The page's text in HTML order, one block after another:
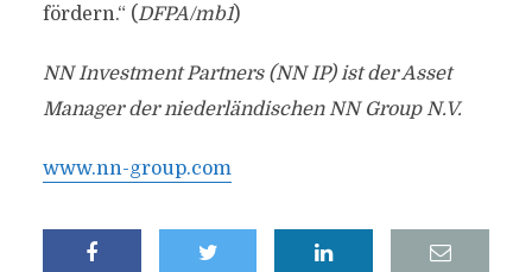
fördern.“ (DFPA/mb1)
NN Investment Partners (NN IP) ist der Asset
Manager der niederländischen NN Group N.V.
www.nn-group.com